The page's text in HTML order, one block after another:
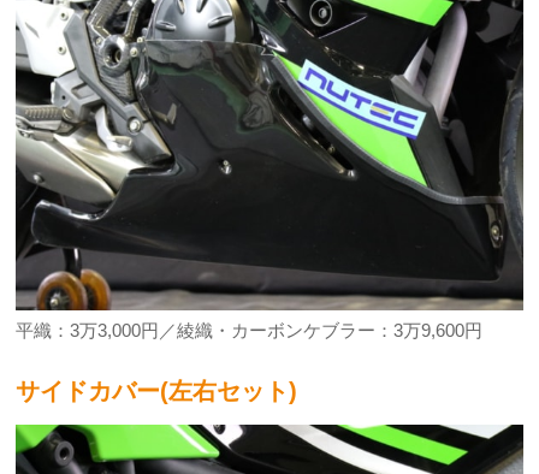
平織：3万3,000円／綾織・カーボンケブラー：3万9,600円
サイドカバー(左右セット)